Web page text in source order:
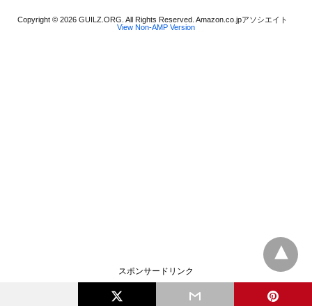
Copyright © 2026 GUILZ.ORG. All Rights Reserved. Amazon.co.jpアソシエイト
View Non-AMP Version
スポンサードリンク